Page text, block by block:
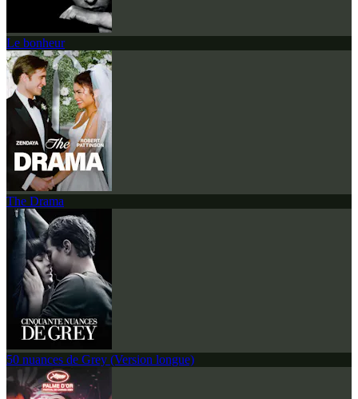
Le bonheur
The Drama
50 nuances de Grey (Version longue)